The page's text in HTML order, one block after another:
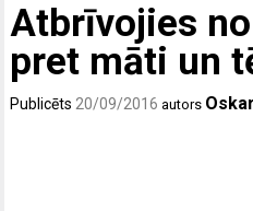
Atbrīvojies
pret māti un
Publicēts 20/09/2016 autors